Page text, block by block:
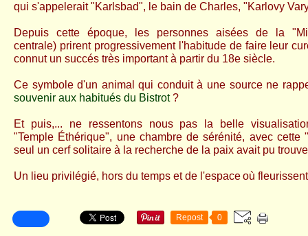
qui s'appelerait "Karlsbad", le bain de Charles, "Karlovy
Depuis cette époque, les personnes aisées de la
centrale) prirent progressivement l'habitude de faire leur
connut un succés très important à partir du 18e siècle.
Ce symbole d'un animal qui conduit à une source ne
souvenir aux habitués du Bistrot?
Et puis,... ne ressentons nous pas la belle
"Temple Éthérique", une chambre de sérénité, avec cette
seul un cerf solitaire à la recherche de la paix avait pu
Un lieu privilégié, hors du temps et de l'espaceoù
Repost 0